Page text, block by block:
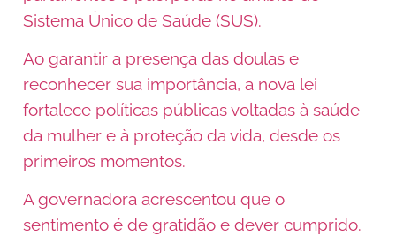
Sistema Único de Saúde (SUS).
Ao garantir a presença das doulas e
reconhecer sua importância, a nova lei
fortalece políticas públicas voltadas à saúde
da mulher e à proteção da vida, desde os
primeiros momentos.
A governadora acrescentou que o
sentimento é de gratidão e dever cumprido.